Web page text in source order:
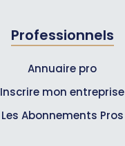
Professionnels
Annuaire pro
Inscrire mon entreprise
Les Abonnements Pros